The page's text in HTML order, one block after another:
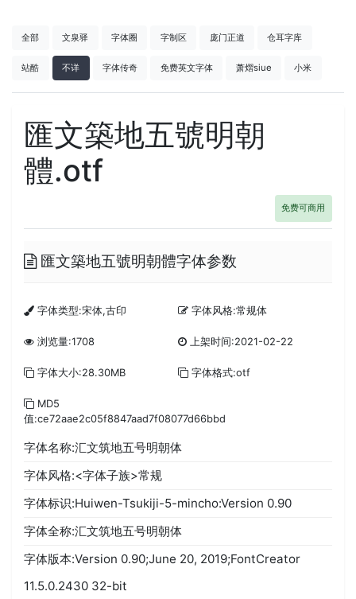
全部 文泉驿 字体圈 字制区 庞门正道 仓耳字库
站酷 不详 字体传奇 免费英文字体 萧熠siue 小米
匯文築地五號明朝
體.otf
免费可商用
匯文築地五號明朝體字体参数
字体类型:宋体,古印 字体风格:常规体
浏览量:1708 上架时间:2021-02-22
字体大小:28.30MB 字体格式:otf
MD5
值:ce72aae2c05f8847aad7f08077d66bbd
字体名称:汇文筑地五号明朝体
字体风格:<字体子族>常规
字体标识:Huiwen-Tsukiji-5-mincho:Version 0.90
字体全称:汇文筑地五号明朝体
字体版本:Version 0.90;June 20, 2019;FontCreator
11.5.0.2430 32-bit